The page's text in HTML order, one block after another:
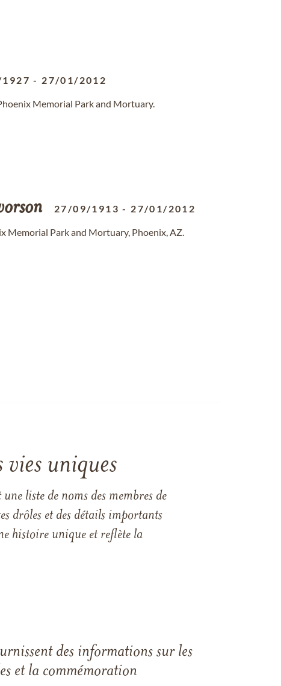
- 27/01/2012
Memorial Park and Mortuary.
27/09/1913 - 27/01/2012
Memorial Park and Mortuary, Phoenix, AZ.
vies uniques
liste de noms des membres de
drôles et des détails importants
histoire unique et reflète la
des informations sur les
et la commémoration